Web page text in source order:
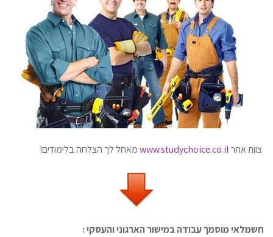
צוות אתרwww.studychoice.co.ilמאחל לך הצלחה בלימודים!
חשמלאי מוסמך עבודה במישור הארגוני והעסקי: